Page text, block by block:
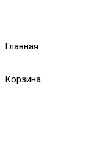
Главная
Корзина